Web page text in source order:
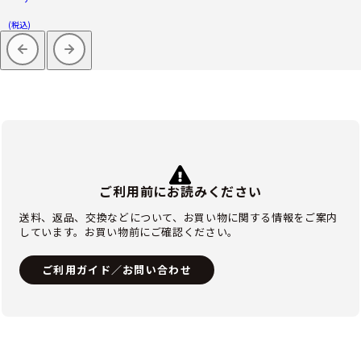
(税込)
ご利用前にお読みください
送料、返品、交換などについて、お買い物に関する情報をご案内
しています。お買い物前にご確認ください。
ご利用ガイド／お問い合わせ